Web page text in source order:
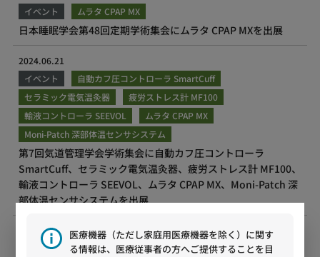
イベント
ムラタ CPAP MX
日本睡眠学会第48回定期学術集会にムラタ CPAP MXを出展
2024.06.21
イベント
自動カフ圧コントローラ SmartCuff
セラミック電気温灸器
疲労ストレス計 MF100
輸液コントローラ SEEVOL
ムラタ CPAP MX
Moni-Patch 深部体温センサシステム
第7回気道管理学会学術集会に自動カフ圧コントローラ
SmartCuff、セラミック電気温灸器、疲労ストレス計 MF100、
輸液コントローラ SEEVOL、ムラタ CPAP MX、Moni-Patch 深
部体温センサシステムを出展
2024.06.14
イベント
自動カフ圧コントローラ SmartCuff
医療機器（ただし家庭用医療機器を除く）に関す
る情報は、医療従事者の方へご提供することを目